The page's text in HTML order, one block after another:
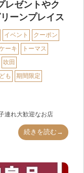
レゼントやク
ーンプレイス
イベント
クーポン
ーキ
トーマス
吹田
も
期間限定
連れ大歓迎なお店
続きを読む→